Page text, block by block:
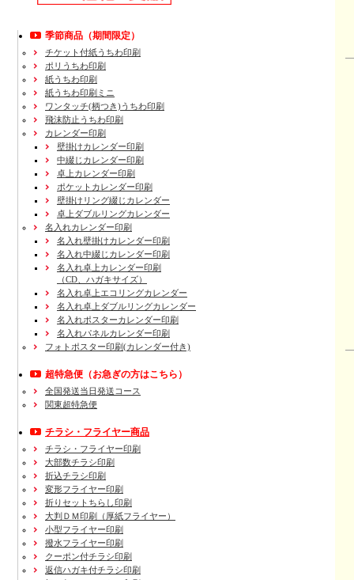
季節商品（期間限定）
チケット付紙うちわ印刷
ポリうちわ印刷
紙うちわ印刷
紙うちわ印刷ミニ
ワンタッチ(柄つき)うちわ印刷
飛沫防止うちわ印刷
カレンダー印刷
壁掛けカレンダー印刷
中綴じカレンダー印刷
卓上カレンダー印刷
ポケットカレンダー印刷
壁掛けリング綴じカレンダー
卓上ダブルリングカレンダー
名入れカレンダー印刷
名入れ壁掛けカレンダー印刷
名入れ中綴じカレンダー印刷
名入れ卓上カレンダー印刷
（CD、ハガキサイズ）
名入れ卓上エコリングカレンダー
名入れ卓上ダブルリングカレンダー
名入れポスターカレンダー印刷
名入れパネルカレンダー印刷
フォトポスター印刷(カレンダー付き)
超特急便 （お急ぎの方はこちら）
全国発送当日発送コース
関東超特急便
チラシ・フライヤー商品
チラシ・フライヤー印刷
大部数チラシ印刷
折込チラシ印刷
変形フライヤー印刷
折りセットちらし印刷
大判ＤＭ印刷（厚紙フライヤー）
小型フライヤー印刷
撥水フライヤー印刷
クーポン付チラシ印刷
返信ハガキ付チラシ印刷